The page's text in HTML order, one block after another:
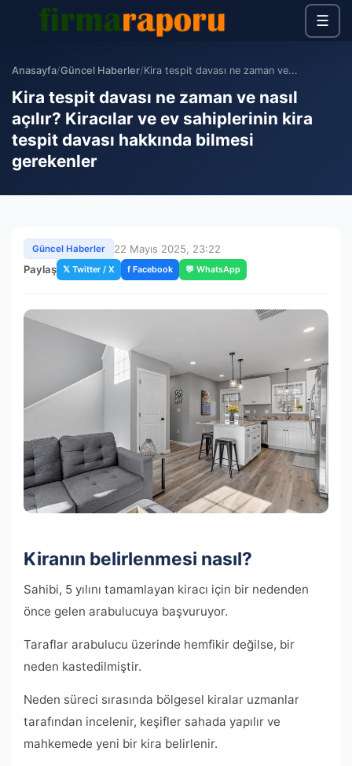
☰
Anasayfa/Güncel Haberler/Kira tespit davası ne zaman ve...
Kira tespit davası ne zaman ve nasıl
açılır? Kiracılar ve ev sahiplerinin kira
tespit davası hakkında bilmesi
gerekenler
Güncel Haberler
22 Mayıs 2025, 23:22
Paylaş 𝕏 Twitter / X f Facebook 💬 WhatsApp
Kiranın belirlenmesi nasıl?
Sahibi, 5 yılını tamamlayan kiracı için bir nedenden
önce gelen arabulucuya başvuruyor.
Taraflar arabulucu üzerinde hemfikir değilse, bir
neden kastedilmiştir.
Neden süreci sırasında bölgesel kiralar uzmanlar
tarafından incelenir, keşifler sahada yapılır ve
mahkemede yeni bir kira belirlenir.